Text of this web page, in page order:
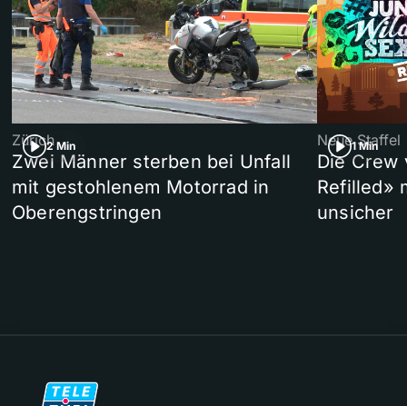
2 Min
Zürich
Zwei Männer sterben bei Unfall
mit gestohlenem Motorrad in
Oberengstringen
1 Min
Neue Staffel
Die Crew
Refilled»
unsicher